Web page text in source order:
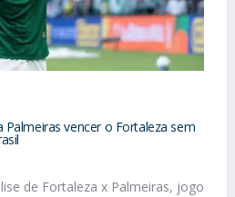
Palmeiras vencer o Fortaleza sem
de Fortaleza x Palmeiras, jogo